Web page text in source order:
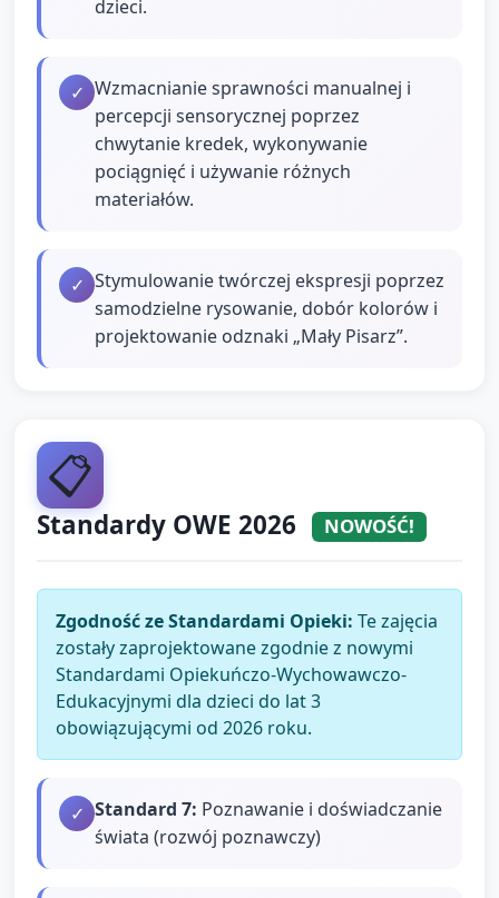
dzieci.
✓ Wzmacnianie sprawności manualnej i
percepcji sensorycznej poprzez
chwytanie kredek, wykonywanie
pociągnięć i używanie różnych
materiałów.
✓ Stymulowanie twórczej ekspresji poprzez
samodzielne rysowanie, dobór kolorów i
projektowanie odznaki „Mały Pisarz”.
📋
Standardy OWE 2026 NOWOŚĆ!
Zgodność ze Standardami Opieki: Te zajęcia
zostały zaprojektowane zgodnie z nowymi
Standardami Opiekuńczo-Wychowawczo-
Edukacyjnymi dla dzieci do lat 3
obowiązującymi od 2026 roku.
✓ Standard 7: Poznawanie i doświadczanie
świata (rozwój poznawczy)